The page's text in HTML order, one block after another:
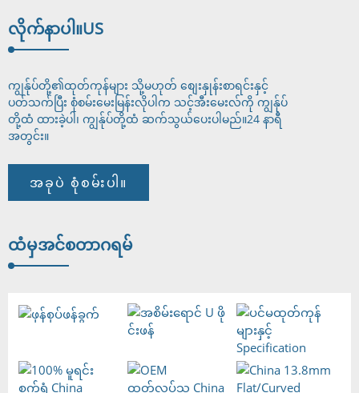
လိုက်နာပါ။US
ကျွန်ုပ်တို့၏ထုတ်ကုန်များ သို့မဟုတ် စျေးနှုန်းစာရင်းနှင့်
ပတ်သက်ပြီး စုံစမ်းမေးမြန်းလိုပါက သင့်အီးမေးလ်ကို ကျွန်ုပ်
တို့ထံ ထားခဲ့ပါ၊ ကျွန်ုပ်တို့ထံ ဆက်သွယ်ပေးပါမည်။24 နာရီ
အတွင်း။
အခုပဲ စုံစမ်းပါ။
ထံမှအင်စတာဂရမ်